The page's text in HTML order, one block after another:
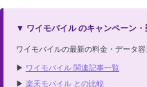
▼ ワイモバイル のキャンペーン・
ワイモバイルの最新の料金・データ
▶ ワイモバイル 関連記事一覧
▶ 楽天モバイル との比較